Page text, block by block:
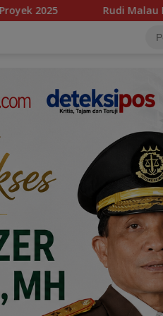
Resmi Mundur, Enam